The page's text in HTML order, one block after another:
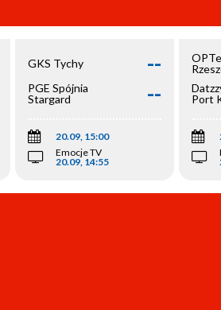
GKS Tychy --
PGE Spójnia
Stargard
--
20.09, 15:00
Emocje TV
20.09, 14:55
Port